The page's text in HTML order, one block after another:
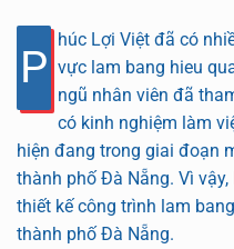
P
húc Lợi Việt đã có
vực lam bang hieu
ngũ nhân viên đã
có kinh nghiệm làm
hiện đang trong giai đoạn
thành phố Đà Nẵng. Vì vậy,
thiết kế công trình lam
thành phố Đà Nẵng.